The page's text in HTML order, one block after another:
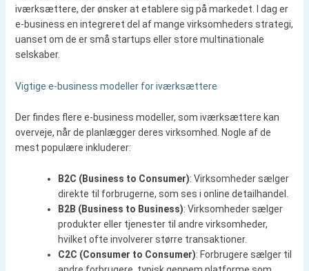
iværksættere, der ønsker at etablere sig på markedet. I dag er
e-business en integreret del af mange virksomheders strategi,
uanset om de er små startups eller store multinationale
selskaber.
Vigtige e-business modeller for iværksættere
Der findes flere e-business modeller, som iværksættere kan
overveje, når de planlægger deres virksomhed. Nogle af de
mest populære inkluderer:
B2C (Business to Consumer): Virksomheder sælger
direkte til forbrugerne, som ses i online detailhandel.
B2B (Business to Business): Virksomheder sælger
produkter eller tjenester til andre virksomheder,
hvilket ofte involverer større transaktioner.
C2C (Consumer to Consumer): Forbrugere sælger til